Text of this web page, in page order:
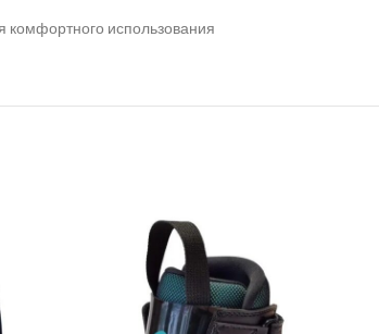
комфортного использования